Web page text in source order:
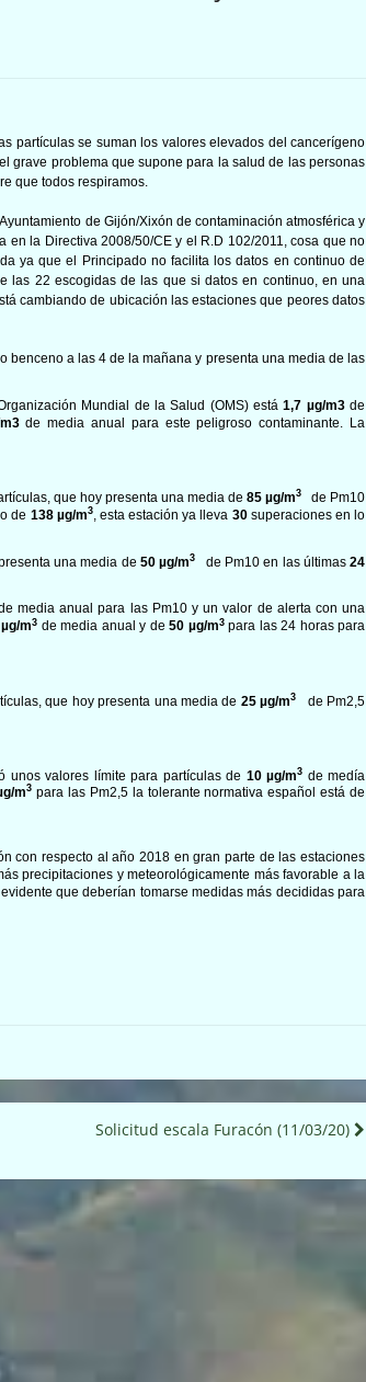
partículas se suman los valores elevados del cancerígeno
grave problema que supone para la salud de las personas
que todos respiramos.
de Gijón/Xixón de contaminación atmosférica y
la Directiva 2008/50/CE y el R.D 102/2011, cosa que no
ya que el Principado no facilita los datos en continuo de
las 22 escogidas de las que si datos en continuo, en una
cambiando de ubicación las estaciones que peores datos
benceno a las 4 de la mañana y presenta una media de las
Mundial de la Salud (OMS) está1,7 µg/m3de
de media anual para este peligroso contaminante. La
que hoy presenta una media de 85 µg/m3de Pm10
de 138 µg/m3, esta estación ya lleva 30 superaciones en lo
una media de 50 µg/m3 de Pm10 en las últimas24
media anual para las Pm10 y un valor de alerta con una
m3 de media anual y de50 µg/m3para las 24 horas para
que hoy presenta una media de 25 µg/m3
de Pm2,5
unos valores límite para partículas de 10 µg/m3 de medía
m3 para las Pm2,5 la tolerante normativa español está de
con respecto al año 2018 en gran parte de las estaciones
precipitaciones y meteorológicamente más favorable a la
que deberían tomarse medidas más decididas para
Solicitud escala Furacón (11/03/20)